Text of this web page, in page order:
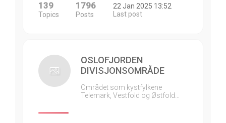
139
Topics
1796
Posts
22 Jan 2025 13:52
Last post
OSLOFJORDEN
DIVISJONSOMRÅDE
Området som kystfylkene
Telemark, Vestfold og Østfold…